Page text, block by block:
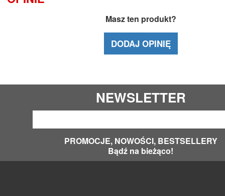
Masz ten produkt?
DODAJ OPINIĘ
NEWSLETTER
PROMOCJE, NOWOŚCI, BESTSELLERY
Bądź na bieżąco!